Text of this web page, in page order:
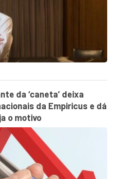
da ‘caneta’ deixa
da Empiricus e dá
o motivo